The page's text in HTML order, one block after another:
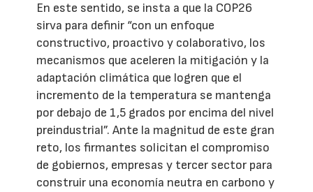
En este sentido, se insta a que la COP26
sirva para definir “con un enfoque
constructivo, proactivo y colaborativo, los
mecanismos que aceleren la mitigación y la
adaptación climática que logren que el
incremento de la temperatura se mantenga
por debajo de 1,5 grados por encima del nivel
preindustrial”. Ante la magnitud de este gran
reto, los firmantes solicitan el compromiso
de gobiernos, empresas y tercer sector para
construir una economía neutra en carbono y